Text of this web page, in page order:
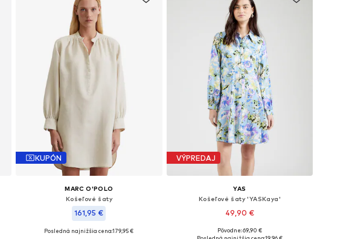
KUPÓN
MARC O'POLO
Košeľové šaty
161,95 €
Dostupné v mnohých veľkostiach
Posledná najnižšia cena:179,95 €
VÝPREDAJ
YAS
Košeľové šaty 'YASKaya'
49,90 €
Dostupné v mnohých veľkostiach
Pôvodne: 69,90 €